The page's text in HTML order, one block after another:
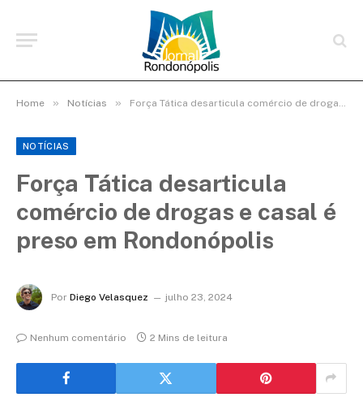
Home » Notícias » Força Tática desarticula comércio de drogas e casal é preso em Rondonópolis
NOTÍCIAS
Força Tática desarticula
comércio de drogas e casal é
preso em Rondonópolis
Por Diego Velasquez julho 23, 2024
Nenhum comentário 2 Mins de leitura